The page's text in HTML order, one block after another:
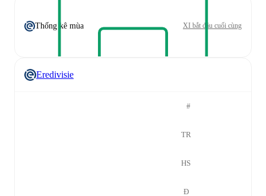
Thống kê mùa XI bắt đầu cuối cùng
Eredivisie
#
TR
HS
Đ